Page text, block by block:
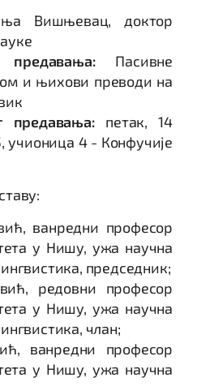
Вишњевац, доктор
предавања: Пасивне
и њихови преводи на
предавања: петак, 14
учионица 4 - Конфучије
ванредни професор
у Нишу, ужа научна
председник;
редовни професор
у Нишу, ужа научна
члан;
ванредни професор
у Нишу, ужа научна